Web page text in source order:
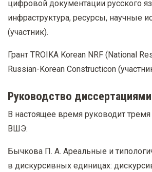
цифровой документации русского
инфраструктура, ресурсы, научные
(участник).
Грант TROIKA Korean NRF (National
Russian-Korean Constructicon
Руководство диссертациями
В настоящее время руководит
ВШЭ:
Бычкова П. А. Ареальные и
в дискурсивных единицах: